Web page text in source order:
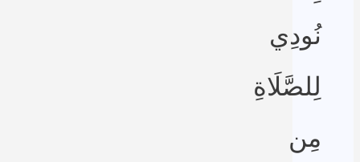
نُودِي
لِلصَّلَاةِ
مِن